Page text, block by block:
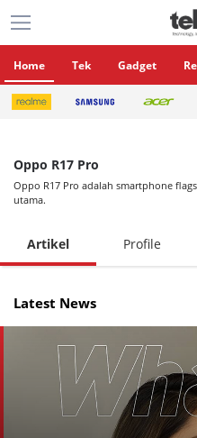
Home Tek Gadget
Oppo R17 Pro
Oppo R17 Pro adalah smartphone
utama.
Artikel Profile
Latest News